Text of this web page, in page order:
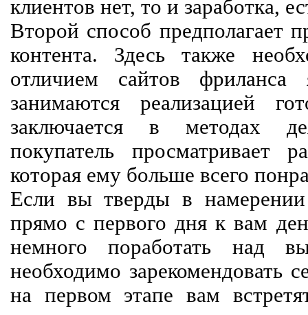
клиентов нет, то и заработка,
Второй способ предполагает
контента. Здесь также
отличием сайтов
занимаются реализацией
заключается в методах
покупатель просматривает
которая ему больше всего
Если вы тверды в
прямо с первого дня к вам
немного поработать над
необходимо зарекомендовать
на первом этапе вам